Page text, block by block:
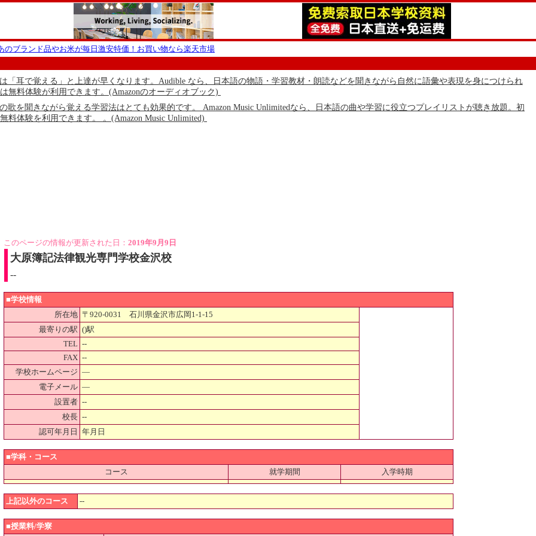
のブランド品やお米が毎日激安特価！お買い物なら楽天市場
「耳で覚える」と上達が早くなります。Audible なら、日本語の物語・学習教材・朗読などを聞きながら自然に語彙や表現を身につけられ
無料体験が利用できます。(Amazonのオーディオブック)
歌を聞きながら覚える学習法はとても効果的です。 Amazon Music Unlimitedなら、日本語の曲や学習に役立つプレイリストが聴き放題。初
料体験を利用できます。 。(Amazon Music Unlimited)
このページの情報が更新された日： 2019年9月9日
大原簿記法律観光専門学校金沢校
--
■学校情報
所在地 〒920-0031 石川県金沢市広岡1-1-15
最寄りの駅 ()駅
TEL --
FAX --
学校ホームページ ―
電子メール ―
設置者 --
校長 --
認可年月日
年月日
■学科・コース
コース
就学期間 入学時期
上記以外のコース --
■授業料/学寮